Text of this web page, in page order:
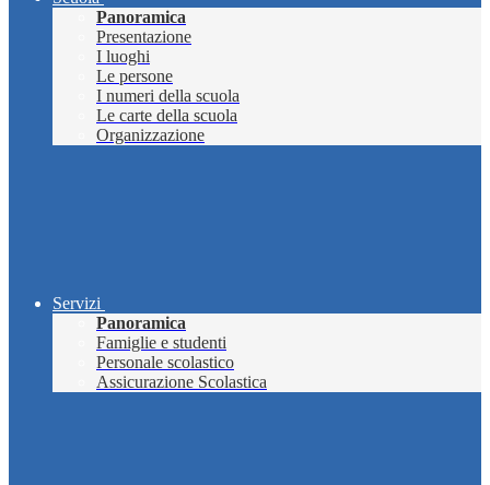
Panoramica
Presentazione
I luoghi
Le persone
I numeri della scuola
Le carte della scuola
Organizzazione
Servizi
Panoramica
Famiglie e studenti
Personale scolastico
Assicurazione Scolastica